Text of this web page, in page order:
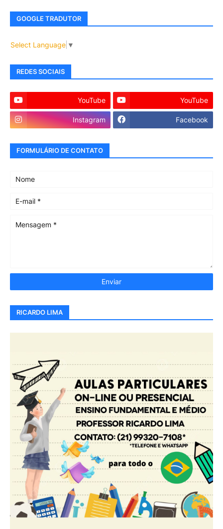
GOOGLE TRADUTOR
Select Language ▼
REDES SOCIAIS
YouTube YouTube
Instagram Facebook
FORMULÁRIO DE CONTATO
RICARDO LIMA